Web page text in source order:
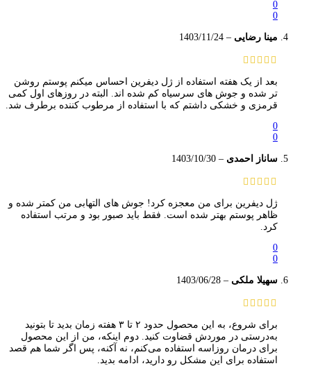
0
0
مینا رضایی –
1403/11/24
بعد از یک هفته استفاده از ژل دیفرین احساس میکنم پوستم روشن
تر شده و جوش های سرسیاه کم شده اند. البته در روزهای اول کمی
قرمزی و خشکی داشتم که با استفاده از مرطوب کننده برطرف شد.
0
0
ساناز احمدی –
1403/10/30
ژل دیفرین برای من معجزه کرد! جوش‌ های التهابی من کمتر شده و
ظاهر پوستم بهتر شده است. فقط باید صبور بود و مرتب استفاده
کرد.
0
0
سهیلا ملکی –
1403/06/28
برای شروع، به این محصول حدود ۲ تا ۳ هفته زمان بدید تا بتونید
به‌درستی در موردش قضاوت کنید. دوم اینکه، من از این محصول
برای درمان روزاسه استفاده می‌کنم، نه آکنه، پس اگر شما هم قصد
استفاده برای این مشکل رو دارید، ادامه بدید.